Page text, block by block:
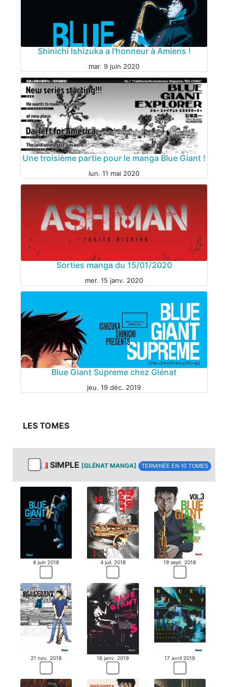
MANGA
EVÈNEMENT
Shinichi Ishizuka a l'honneur à Amiens !
mar. 9 juin 2020
MANGA
Une troisième partie pour le manga Blue Giant !
lun. 11 mai 2020
MANGA
Sorties manga du 15/01/2020
mer. 15 janv. 2020
NOUVELLE LICENCE
Blue Giant Supreme chez Glénat
jeu. 19 déc. 2019
LES TOMES
SIMPLE [GLÉNAT MANGA] TERMINÉE EN 10 TOMES
6 juin 2018 4 juil. 2018 19 sept. 2018
21 nov. 2018 16 janv. 2019 17 avril 2019